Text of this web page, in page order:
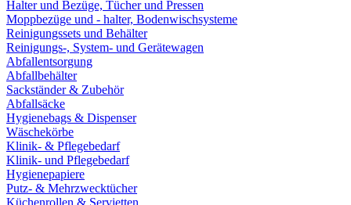
Halter und Bezüge, Tücher und Pressen
Moppbezüge und - halter, Bodenwischsysteme
Reinigungssets und Behälter
Reinigungs-, System- und Gerätewagen
Abfallentsorgung
Abfallbehälter
Sackständer & Zubehör
Abfallsäcke
Hygienebags & Dispenser
Wäschekörbe
Klinik- & Pflegebedarf
Klinik- und Pflegebedarf
Hygienepapiere
Putz- & Mehrzwecktücher